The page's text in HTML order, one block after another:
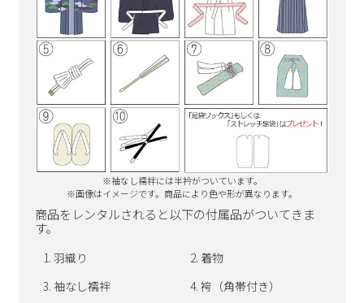
※袖なし襦袢には半衿がついています。
※画像はイメージです。商品により色や形が異なります。
商品をレンタルされると以下の付属品がついてきま
す。
羽織り
着物
袖なし襦袢
袴（角帯付き）